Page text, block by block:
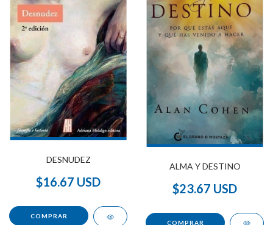
DESNUDEZ
$16.67 USD
ALMA Y DESTINO
$23.67 USD